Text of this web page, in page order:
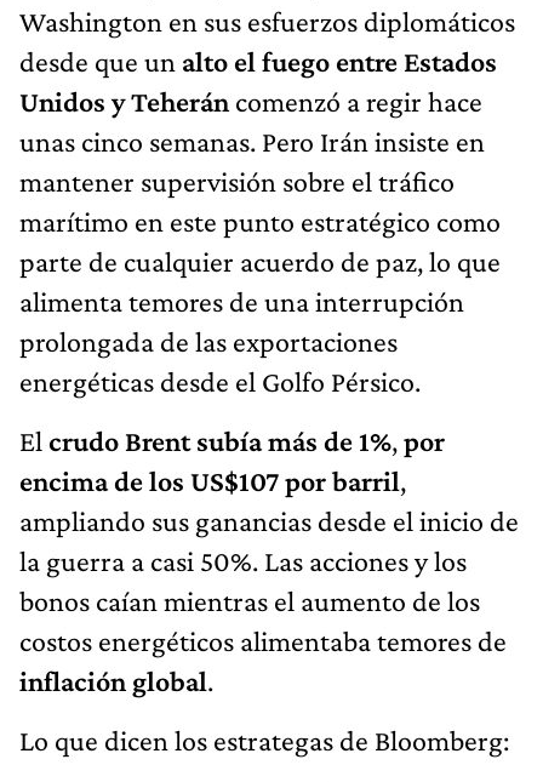
Washington en sus esfuerzos diplomáticos
desde que un alto el fuego entre Estados
Unidos y Teherán comenzó a regir hace
unas cinco semanas. Pero Irán insiste en
mantener supervisión sobre el tráfico
marítimo en este punto estratégico como
parte de cualquier acuerdo de paz, lo que
alimenta temores de una interrupción
prolongada de las exportaciones
energéticas desde el Golfo Pérsico.
El crudo Brent subía más de 1%,por
encima de los US$107 por barril,
ampliando sus ganancias desde el inicio de
la guerra a casi 50%. Las acciones y los
bonos caían mientras el aumento de los
costos energéticos alimentaba temores de
inflación global.
Lo que dicen los estrategas de Bloomberg: